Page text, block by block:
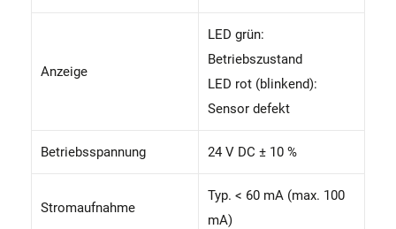
Anzeige
LED grün:
Betriebszustand
LED rot (blinkend):
Sensor defekt
Betriebsspannung 24 V DC ± 10 %
Stromaufnahme
Typ. < 60 mA (max. 100
mA)